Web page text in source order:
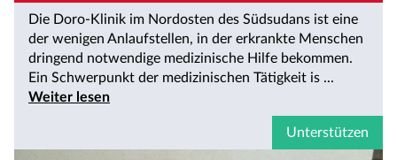
Die Doro-Klinik im Nordosten des Südsudans ist eine
der wenigen Anlaufstellen, in der erkrankte Menschen
dringend notwendige medizinische Hilfe bekommen.
Ein Schwerpunkt der medizinischen Tätigkeit is ...
Weiter lesen
Unterstützen